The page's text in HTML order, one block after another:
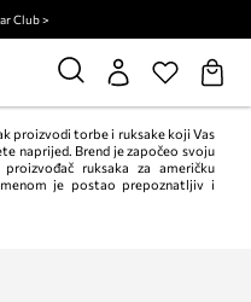
Club >
proizvodi torbe i ruksake koji Vas
naprijed. Brend je započeo svoju
ruksaka za američku
je postao prepoznatljiv i